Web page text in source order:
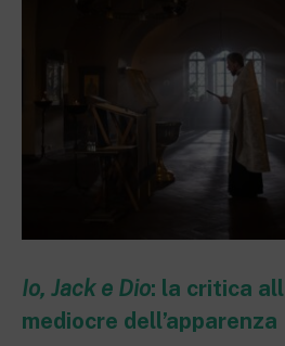
Io, Jack e Dio: la critica
mediocre dell’apparenza